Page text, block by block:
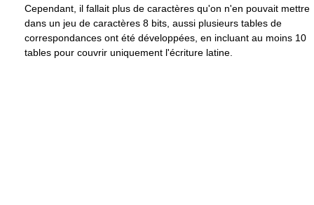
Cependant, il fallait plus de caractères qu'on n'en pouvait mettre
dans un jeu de caractères 8 bits, aussi plusieurs tables de
correspondances ont été développées, en incluant au moins 10
tables pour couvrir uniquement l'écriture latine.